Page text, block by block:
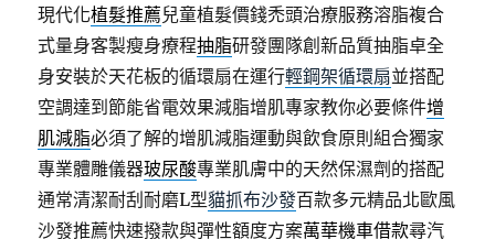
現代化植髮推薦兒童植髮價錢禿頭治療服務溶脂複合
式量身客製瘦身療程抽脂研發團隊創新品質抽脂卓全
身安裝於天花板的循環扇在運行輕鋼架循環扇並搭配
空調達到節能省電效果減脂增肌專家教你必要條件增
肌減脂必須了解的增肌減脂運動與飲食原則組合獨家
專業體雕儀器玻尿酸專業肌膚中的天然保濕劑的搭配
通常清潔耐刮耐磨L型貓抓布沙發百款多元精品北歐風
沙發推薦快速撥款與彈性額度方案萬華機車借款尋汽